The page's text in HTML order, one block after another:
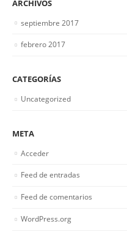
ARCHIVOS
septiembre 2017
febrero 2017
CATEGORÍAS
Uncategorized
META
Acceder
Feed de entradas
Feed de comentarios
WordPress.org